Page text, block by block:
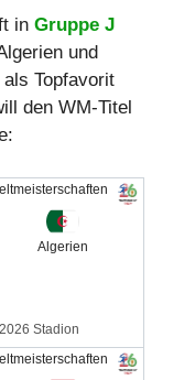
in Gruppe J
und
Topfavorit
den WM-Titel
Algerien
Stadion